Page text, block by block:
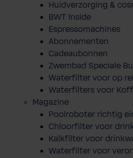
Huidverzorging &
BWT Inside
Espressomachines
Abonnementen
Cadeaubonnen
Zwembad Speciale
Waterfilter voor op
Waterfilters voor
Magazine
Poolroboter richtig
Chloorfilter voor
Kalkfilter voor
Waterfilter voor